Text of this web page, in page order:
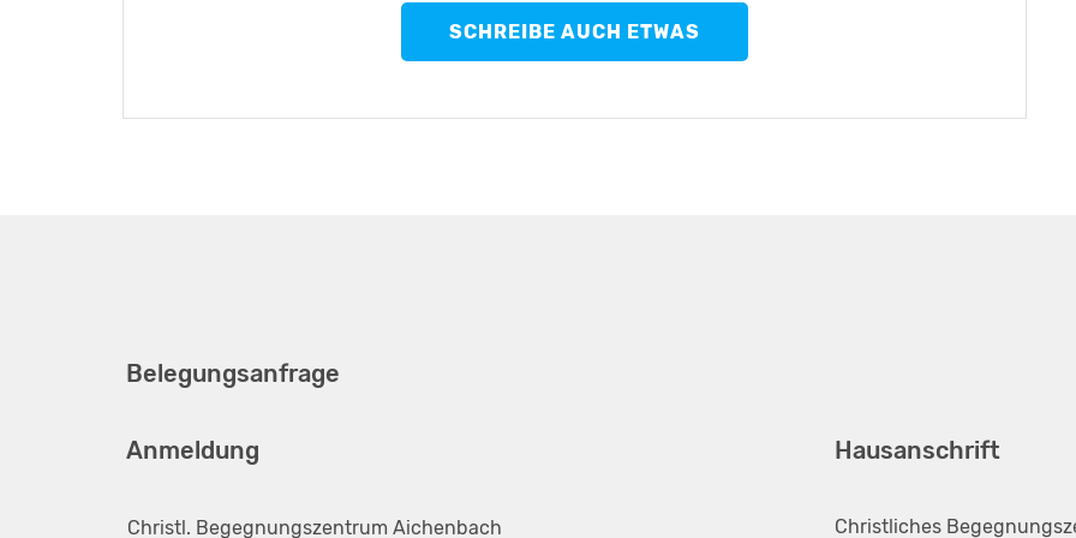
SCHREIBE AUCH ETWAS
Belegungsanfrage
Anmeldung
Christl. Begegnungszentrum Aichenbach
Hausanschrift
Christliches